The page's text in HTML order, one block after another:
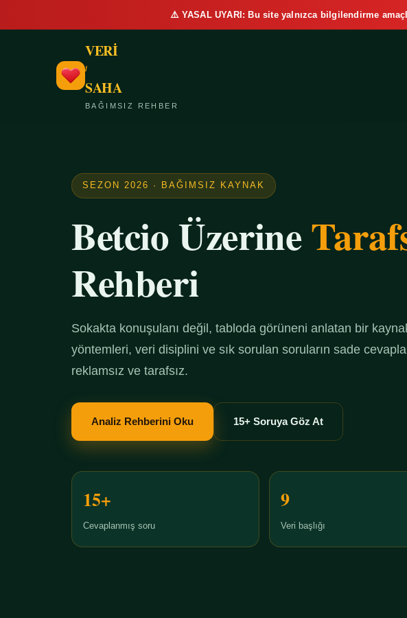
⚠️ YASAL UYARI: Bu site yalnızca bilgilendirme
VERİ
/
SAHA
BAĞIMSIZ REHBER
SEZON 2026 · BAĞIMSIZ KAYNAK
Betcio Üzerine
Rehberi
Sokakta konuşulanı değil, tabloda görüneni anlatan bir
yöntemleri, veri disiplini ve sık sorulan soruların sade
reklamsız ve tarafsız.
Analiz Rehberini Oku 15+ Soruya Göz At
15+
Cevaplanmış soru
9
Veri başlığı